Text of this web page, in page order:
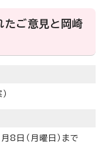
たご意見と岡崎
日（月曜日）まで